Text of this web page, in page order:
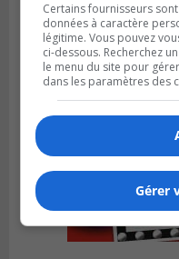
Certains fournisseurs
données à caractère
légitime. Vous pouvez
ci-dessous. Recherchez
le menu du site pour
dans les paramètres des
Gérer